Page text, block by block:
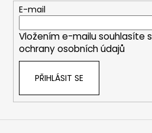
E-mail
Vložením e-mailu souhlasíte s
ochrany osobních údajů
PŘIHLÁSIT SE